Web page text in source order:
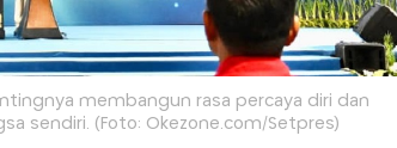
membangun rasa percaya diri dan
sendiri. (Foto: Okezone.com/Setpres)